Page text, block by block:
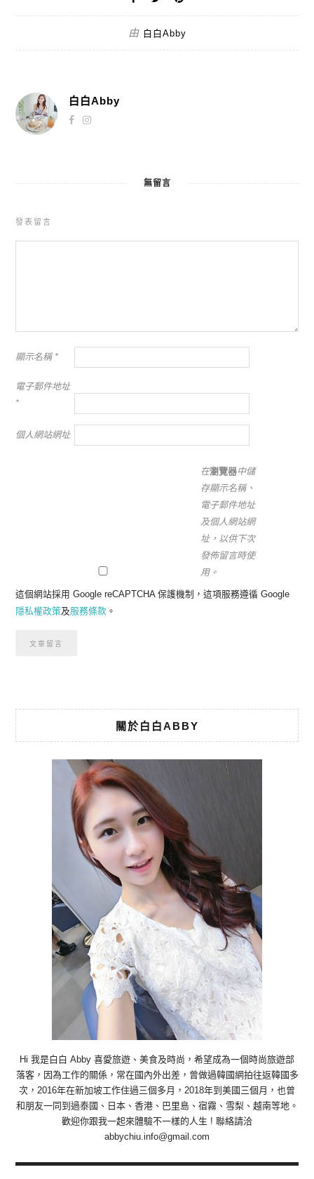
由 白白Abby
白白Abby
無留言
發表留言
顯示名稱 *
電子郵件地址
*
個人網站網址
在瀏覽器中儲
存顯示名稱、
電子郵件地址
及個人網站網
址，以供下次
發佈留言時使
用。
這個網站採用 Google reCAPTCHA 保護機制，這項服務遵循 Google
隱私權政策及服務條款 。
關於白白ABBY
Hi 我是白白 Abby 喜愛旅遊、美食及時尚，希望成為一個時尚旅遊部
落客，因為工作的關係，常在國內外出差，曾做過韓國網拍往返韓國多
次，2016年在新加坡工作住過三個多月，2018年到美國三個月，也曾
和朋友一同到過泰國、日本、香港、巴里島、宿霧、雪梨、越南等地。
歡迎你跟我一起來體驗不一樣的人生 ! 聯絡請洽
abbychiu.info@gmail.com